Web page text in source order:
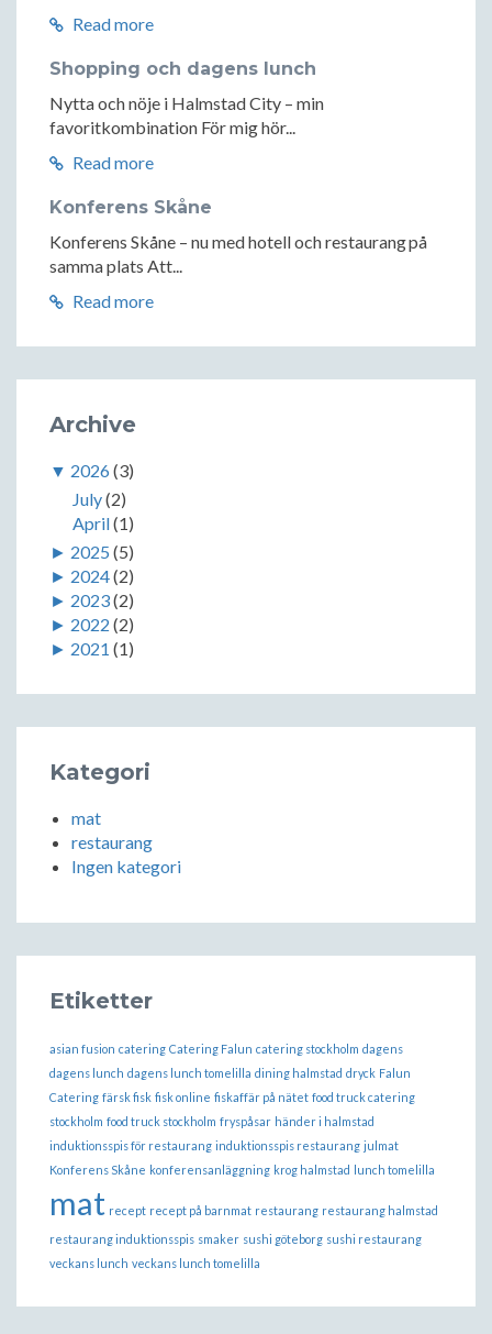
Read more
Shopping och dagens lunch
Nytta och nöje i Halmstad City – min
favoritkombination För mig hör...
Read more
Konferens Skåne
Konferens Skåne – nu med hotell och restaurang på
samma plats Att...
Read more
Archive
▼ 2026(3)
July(2)
April(1)
► 2025 (5)
► 2024(2)
► 2023(2)
► 2022 (2)
► 2021 (1)
Kategori
mat
restaurang
Ingen kategori
Etiketter
asian fusion catering Catering Falun catering stockholm dagens
dagens lunch dagens lunch tomelilla dining halmstad dryck Falun
Catering färsk fisk fisk online fiskaffär på nätet food truck catering
stockholm food truck stockholm fryspåsar händer i halmstad
induktionsspis för restaurang induktionsspis restaurang julmat
Konferens Skåne konferensanläggning krog halmstad lunch tomelilla
mat recept recept på barnmat restaurang restaurang halmstad
restaurang induktionsspis smaker sushi göteborg sushi restaurang
veckans lunch veckans lunch tomelilla